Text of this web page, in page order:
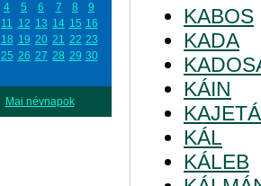
4 5 6 7 8
9
11 12 13 14 15 16
18 19 20 21 22 23
25 26 27 28 29 30
Mai névnapok
KABOS
KADA
KÁIN
KÁL
KÁLEB